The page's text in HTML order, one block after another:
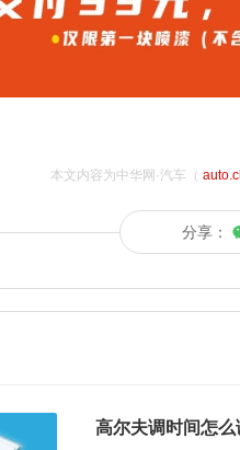
本文内容为中华网·汽车（
分享：
高尔夫调时间怎么